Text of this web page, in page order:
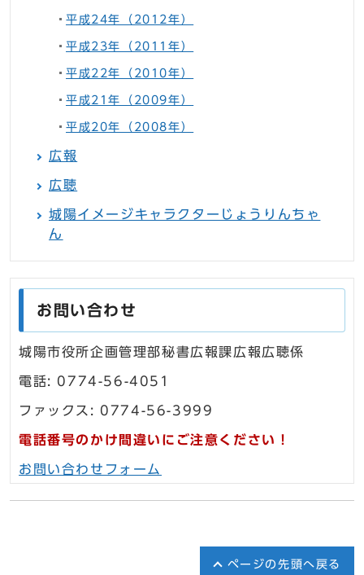
平成24年（2012年）
平成23年（2011年）
平成22年（2010年）
平成21年（2009年）
平成20年（2008年）
広報
広聴
城陽イメージキャラクターじょうりんちゃ
ん
お問い合わせ
城陽市役所企画管理部秘書広報課広報広聴係
電話: 0774-56-4051
ファックス: 0774-56-3999
電話番号のかけ間違いにご注意ください！
お問い合わせフォーム
ページの先頭へ戻る